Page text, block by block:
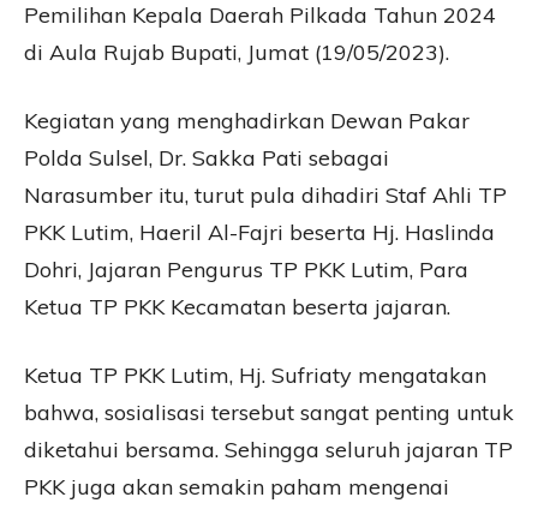
Pemilihan Kepala Daerah Pilkada Tahun 2024
di Aula Rujab Bupati, Jumat (19/05/2023).
Kegiatan yang menghadirkan Dewan Pakar
Polda Sulsel, Dr. Sakka Pati sebagai
Narasumber itu, turut pula dihadiri Staf Ahli TP
PKK Lutim, Haeril Al-Fajri beserta Hj. Haslinda
Dohri, Jajaran Pengurus TP PKK Lutim, Para
Ketua TP PKK Kecamatan beserta jajaran.
Ketua TP PKK Lutim, Hj. Sufriaty mengatakan
bahwa, sosialisasi tersebut sangat penting untuk
diketahui bersama. Sehingga seluruh jajaran TP
PKK juga akan semakin paham mengenai